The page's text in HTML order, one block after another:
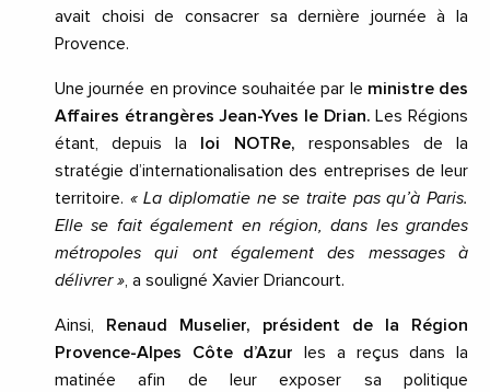
avait choisi de consacrer sa dernière journée à la
Provence.
Une journée en province souhaitée par le ministre des
Affaires étrangères Jean-Yves le Drian. Les Régions
étant, depuis la
loi NOTRe, responsables de la
stratégie d’internationalisation des entreprises de leur
territoire. « La diplomatie ne se traite pas qu’à Paris.
Elle se fait également en région, dans les grandes
métropoles qui ont également des messages à
délivrer », a souligné Xavier Driancourt.
Ainsi,
Renaud Muselier, président de la Région
Provence-Alpes Côte d’Azur les a reçus dans la
matinée afin de leur exposer sa politique